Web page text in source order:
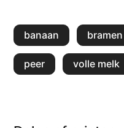
banaan bramen
peer volle melk